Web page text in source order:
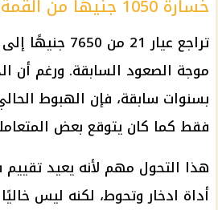
خسارة 1050 جنيهًا من القمة.. ماذا تعني؟
تراجع عيار 21
موجة الصعود السابقة. ورغم أن
بسنوات سابقة، فإن الهبوط
فقط كما كان يتوقع بعض
هذا التحول مهم لأنه يعيد
أداة ادخاروتحوط، لكنه ليس